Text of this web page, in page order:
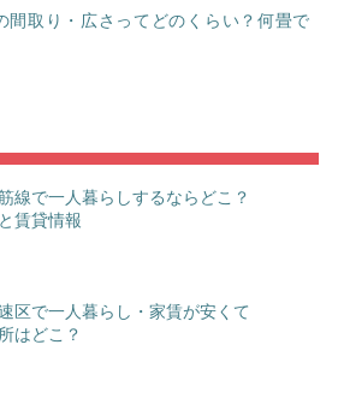
間取り・広さってどのくらい？何畳で
線で一人暮らしするならどこ？
賃貸情報
区で一人暮らし・家賃が安くて
はどこ？